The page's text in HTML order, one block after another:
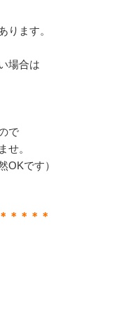
ります。
場合は
で
せ。
OKです）
＊＊＊＊